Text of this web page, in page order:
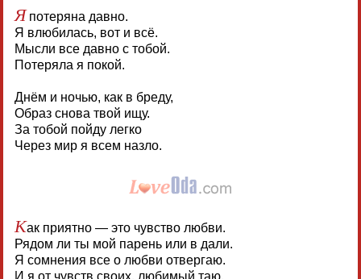
Япотеряна давно.
Я влюбилась, вот и всё.
Мысли все давно с тобой.
Потеряла я покой.
Днём и ночью, как в бреду,
Образ снова твой ищу.
За тобой пойду легко
Через мир я всем назло.
Как приятно — это чувство любви.
Рядом ли ты мой парень или в дали.
Я сомнения все о любви отвергаю.
И я от чувств своих, любимый таю.